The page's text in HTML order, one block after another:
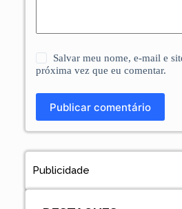
Salvar meu nome, e-mail e
próxima vez que eu comentar.
Publicar comentário
Publicidade